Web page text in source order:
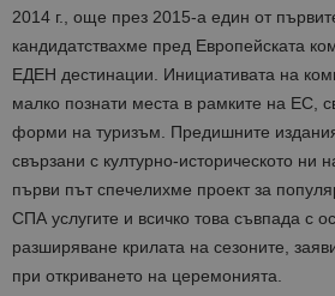
2014 г., още през 2015-а един от
кандидатствахме пред Европейската
ЕДЕН дестинации. Инициативата на
малко познати места в рамките на ЕС,
форми на туризъм. Предишните
свързани с културно-историческото ни
първи път спечелихме проект за
СПА услугите и всичко това съвпада с
разширяване крилата на сезоните,
при откриването на церемонията.